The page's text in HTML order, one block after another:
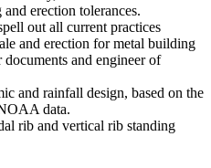
erection tolerances.
out all current practices
and erection for metal building
and engineer of
and rainfall design, based on the
data.
rib and vertical rib standing